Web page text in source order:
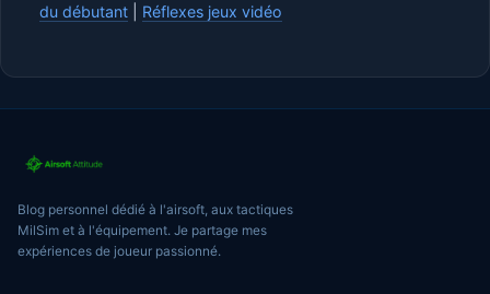
du débutant
Réflexes jeux vidéo
Blog personnel dédié à l'airsoft, aux tactiques
MilSim et à l'équipement. Je partage mes
expériences de joueur passionné.